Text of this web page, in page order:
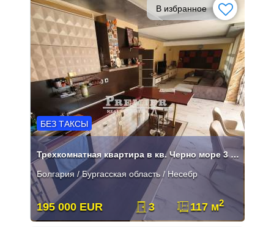
В избранное
БЕЗ ТАКСЫ
Трехкомнатная квартира в кв. Черно море 3 без таксы
Болгария / Бургасская область / Несебр
195 000 EUR 3 117 м2